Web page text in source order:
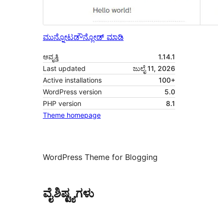
ಮುನ್ನೋಟಡೌನ್ಲೋಡ್ ಮಾಡಿ
ಆವೃತ್ತಿ
1.14.1
Last updated
ಜುಲೈ 11, 2026
Active installations
100+
WordPress version
5.0
PHP version
8.1
Theme homepage
WordPress Theme for Blogging
ವೈಶಿಷ್ಟ್ಯಗಳು